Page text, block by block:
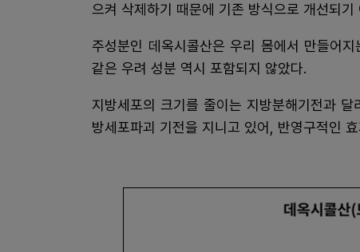
으켜 삭제하기 때문에 기존 방식으로 개선되
주성분인 데옥시콜산은 우리 몸에서 만들어
같은 우려 성분 역시 포함되지 않았다.
지방세포의 크기를 줄이는 지방분해기전과
방세포파괴 기전을 지니고 있어, 반영구적인